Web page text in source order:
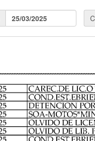
25/03/2025